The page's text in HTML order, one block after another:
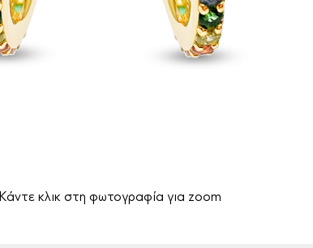
Κάντε κλικ στη φωτογραφία για zoom